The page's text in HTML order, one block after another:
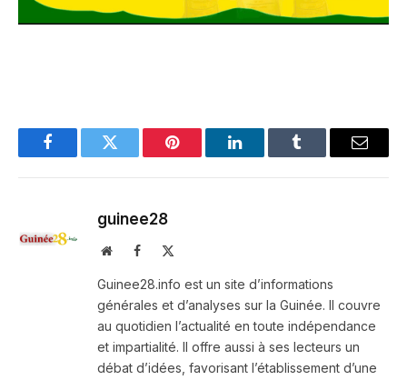
FacebookTwitter Pinterest LinkedInTumblr Email
guinee28
WebsiteFacebook
Guinee28.info est un site d’informations
générales et d’analyses sur la Guinée. Il couvre
au quotidien l’actualité en toute indépendance
et impartialité. Il offre aussi à ses lecteurs un
débat d’idées, favorisant l’établissement d’une